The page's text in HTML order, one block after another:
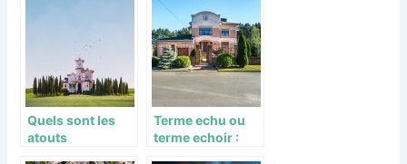
quietude ?
Quels sont les
atouts
Terme echu ou
terme echoir :